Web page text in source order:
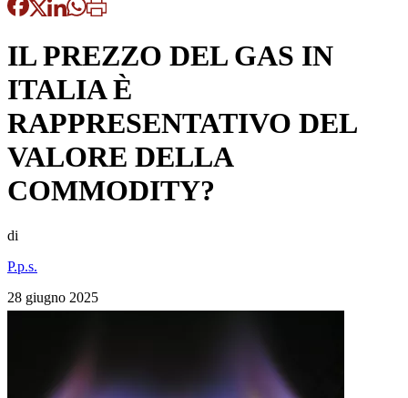
IL PREZZO DEL GAS IN
ITALIA È
RAPPRESENTATIVO DEL
VALORE DELLA
COMMODITY?
di
P.p.s.
28 giugno 2025